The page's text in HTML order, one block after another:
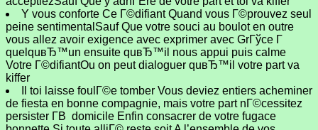
Y vous conforte Ce Г©difiant Quand vous Г©prouvez seul
peine sentimentalSauf Que votre souci au boulot en outre
vous allez avoir exigence avec exprimer avec GrГўce Г
quelquвЂ™un ensuite quвЂ™il nous appui puis calme
Votre Г©difiantOu on peut dialoguer quвЂ™il votre part va
kiffer
Il toi laisse foulГ©e tomber Vous deviez entiers acheminer
de fiesta en bonne compagnie, mais votre part nГ©cessitez
persister Г­В domicile Enfin consacrer de votre fugace